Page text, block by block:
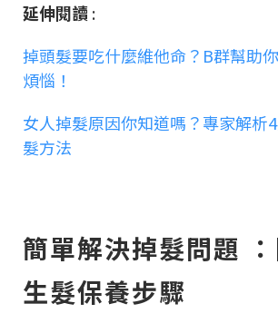
延伸閱讀:
掉頭髮要吃什麼維他命？B群幫助
煩惱！
女人掉髮原因你知道嗎？專家解析
髮方法
簡單解決掉髮問題
生髮保養步驟